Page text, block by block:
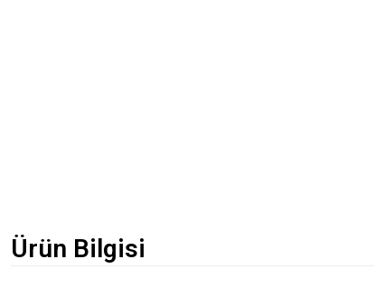
Ürün Bilgisi